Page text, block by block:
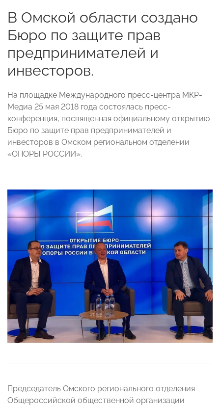
В Омской области создано
Бюро по защите прав
предпринимателей и
инвесторов.
На площадке Международного пресс-центра МКР-
Медиа 25 мая 2018 года состоялась пресс-
конференция, посвященная официальному открытию
Бюро по защите прав предпринимателей и
инвесторов в Омском региональном отделении
«ОПОРЫ РОССИИ».
Председатель Омского регионального отделения
Общероссийской общественной организации